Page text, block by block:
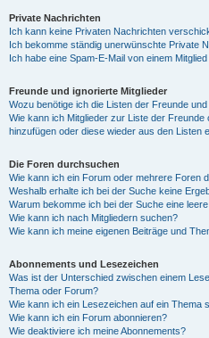
Private Nachrichten
Ich kann keine Privaten Nachrichten
Ich bekomme ständig unerwünschte Private
Ich habe eine Spam-E-Mail von einem
Freunde und ignorierte Mitglieder
Wozu benötige ich die Listen der Freunde
Wie kann ich Mitglieder zur Liste der
hinzufügen oder diese wieder aus den Listen
Die Foren durchsuchen
Wie kann ich ein Forum oder mehrere Foren
Weshalb erhalte ich bei der Suche keine
Warum bekomme ich bei der Suche eine
Wie kann ich nach Mitgliedern suchen?
Wie kann ich meine eigenen Beiträge und
Abonnements und Lesezeichen
Was ist der Unterschied zwischen einem
Thema oder Forum?
Wie kann ich ein Lesezeichen auf ein Thema
Wie kann ich ein Forum abonnieren?
Wie deaktiviere ich meine Abonnements?